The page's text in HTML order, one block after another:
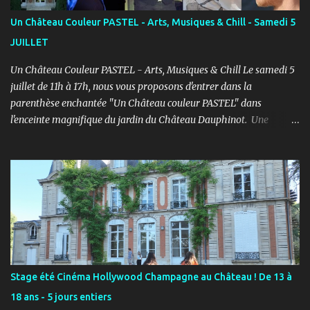
bienveillant. PROGRAMME ENFANTS : Pendant le 1er semestre, les
enfants découvriront le jeu d’acteur théâtre et cinéma à travers des
exercices d’improvisation, émotionnels, de concentration, d’écoute,
d...
Un Château Couleur PASTEL - Arts, Musiques & Chill - Samedi 5
JUILLET
Un Château Couleur PASTEL - Arts, Musiques & Chill Le samedi 5
juillet de 11h à 17h, nous vous proposons d'entrer dans la
parenthèse enchantée "Un Château couleur PASTEL" dans
l'enceinte magnifique du jardin du Château Dauphinot. Une
PUBLIC “Saxo et la forêt de Memoria” - Conte théâtral
merveilleux 12h à 14h : Concert Pique-Nique “SWING” avec Léo
Mathieu et Rémi Costa - Jazz manouche, reprises internationales
11h à 17h : Marché artistique avec : LES CROQUEUZES, RUCKAS
STUDIO, LGM-1, CAPUCINE FERTÉ, La Musique et les Mots /
Aurélie Pattier et LES PETITS PIEDS. 12h à 17h : Atelier de
présentation et initiation à la sérigraphie avec Ruckas Studio.
Atelier Croquis avec les Croqueuzes pour repartir avec une autre
version de vous-même. 14h à 15h45 : Shooting photos avec Florent
Stage été Cinéma Hollywood Champagne au Château ! De 13 à
18 ans - 5 jours entiers